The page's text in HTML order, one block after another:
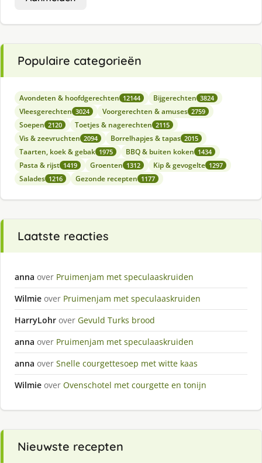
Populaire categorieën
Avondeten & hoofdgerechten 12144 Bijgerechten 3824
Vleesgerechten 3024 Voorgerechten & amuses 2759
Soepen 2120 Toetjes & nagerechten 2115
Vis & zeevruchten 2094 Borrelhapjes & tapas 2015
Taarten, koek & gebak 1975 BBQ & buiten koken 1434
Pasta & rijst 1419 Groenten 1312 Kip & gevogelte 1297
Salades 1216 Gezonde recepten 1177
Laatste reacties
anna over Pruimenjam met speculaaskruiden
Wilmie over Pruimenjam met speculaaskruiden
HarryLohr over Gevuld Turks brood
anna over Pruimenjam met speculaaskruiden
anna over Snelle courgettesoep met witte kaas
Wilmie over Ovenschotel met courgette en tonijn
Nieuwste recepten